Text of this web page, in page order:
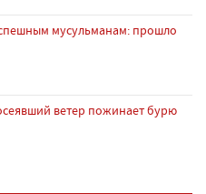
мусульманам: прошло
ветер пожинает бурю